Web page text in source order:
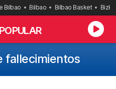
Bilbao Bilbao Bilbao Basket
fallecimientos